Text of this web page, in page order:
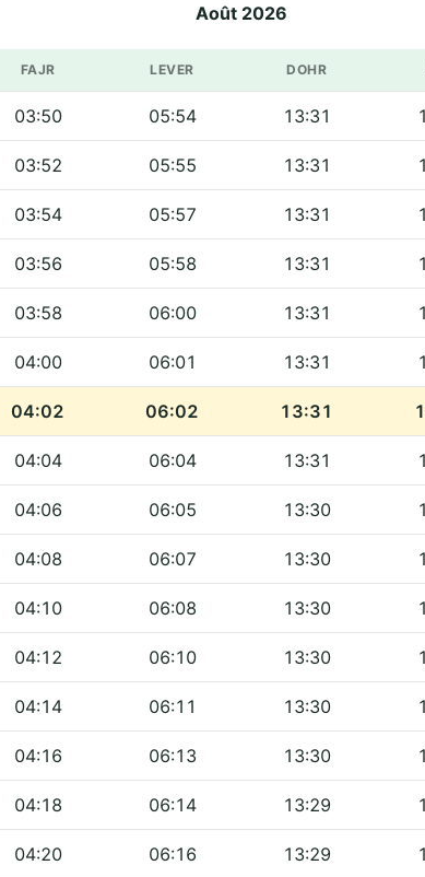
Août 2026
FAJR LEVER DOHR
03:50 05:54 13:31
03:52 05:55 13:31
03:54 05:57 13:31
03:56 05:58 13:31
03:58 06:00 13:31
04:00 06:01 13:31
04:02 06:02 13:31
04:04 06:04 13:31
04:06 06:05 13:30
04:08 06:07 13:30
04:10 06:08 13:30
04:12 06:10 13:30
04:14 06:11 13:30
04:16 06:13 13:30
04:18 06:14 13:29
04:20 06:16 13:29